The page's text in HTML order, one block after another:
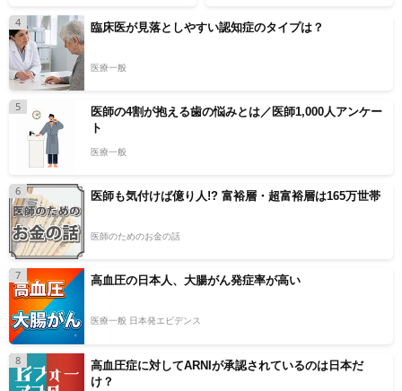
4 臨床医が見落としやすい認知症のタイプは？
医療一般
5
医師の4割が抱える歯の悩みとは／医師1,000人アンケー
ト
医療一般
6 医師も気付けば億り人!? 富裕層・超富裕層は165万世帯
医師のためのお金の話
7 高血圧の日本人、大腸がん発症率が高い
医療一般 日本発エビデンス
8
高血圧症に対してARNIが承認されているのは日本だ
け？